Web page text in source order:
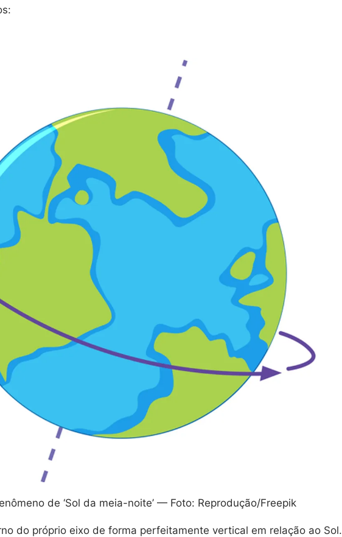
de ‘Sol da meia-noite’ — Foto: Reprodução/Freepik
do próprio eixo de forma perfeitamente vertical em relação ao Sol.